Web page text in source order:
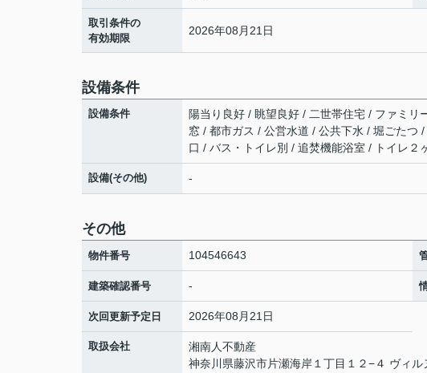
取引条件の
有効期限
2026年08月21日
設備条件
設備条件
陽当り良好 / 眺望良好 / 二世帯住宅 / ファミ
窓 / 都市ガス / 公営水道 / 公共下水 / 堀ごたつ
口 / バス・トイレ別 / 追焚機能浴室 / トイレ
設備(その他) -
その他
物件番号 104546643
建築確認番号 -
次回更新予定日 2026年08月21日
取扱会社
湘南人不動産
神奈川県藤沢市片瀬海岸１丁目１２−４ ヴィ